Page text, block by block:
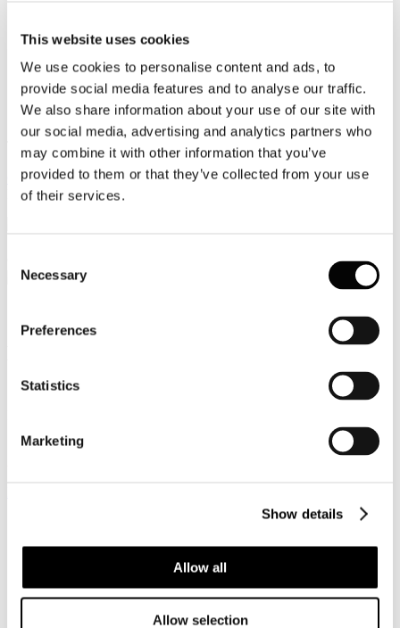
This website uses cookies
We use cookies to personalise content and ads, to
provide social media features and to analyse our traffic.
We also share information about your use of our site with
our social media, advertising and analytics partners who
may combine it with other information that you’ve
provided to them or that they’ve collected from your use
of their services.
Selection
Necessary
Preferences
Statistics
Marketing
Show details
Allow all
Allow selection
Video
Articoli e Interviste
Contatti
Tel. +39 320 57 80 986
Email segreteria@federturismo.it
Come aderire
Login
N. 35/2017 (periodo dal 20 al 26 ottobre
2017)
Bruxelles
News da Bruxelles